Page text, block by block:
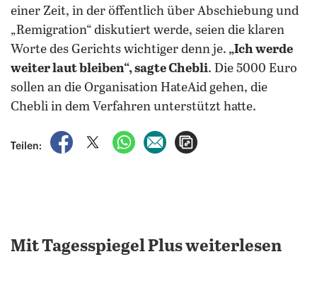
einer Zeit, in der öffentlich über Abschiebung und
„Remigration“ diskutiert werde, seien die klaren
Worte des Gerichts wichtiger denn je. „Ich werde
weiter laut bleiben“, sagte Chebli. Die 5000 Euro
sollen an die Organisation HateAid gehen, die
Chebli in dem Verfahren unterstützt hatte.
Teilen:
auf Facebook teilen
auf X teilenper WhatsApp teilen
per E-Mail teilen
Mit Tagesspiegel Plus weiterlesen